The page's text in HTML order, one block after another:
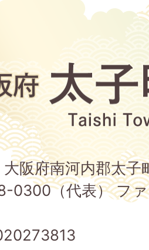
阪府南河内郡太子
0300（代表） フ